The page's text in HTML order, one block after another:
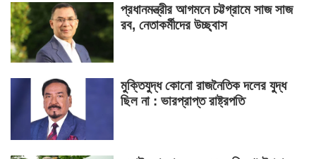
প্রধানমন্ত্রীর আগমনে চট্টগ্রামে সাজ সাজ
রব, নেতাকর্মীদের উচ্ছ্বাস
মুক্তিযুদ্ধ কোনো রাজনৈতিক দলের যুদ্ধ
ছিল না : ভারপ্রাপ্ত রাষ্ট্রপতি